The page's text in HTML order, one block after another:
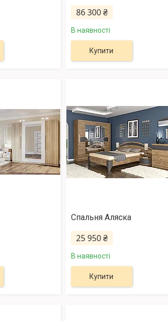
86 300 ₴
В наявності
Купити
Спальня Аляска
25 950 ₴
В наявності
Купити